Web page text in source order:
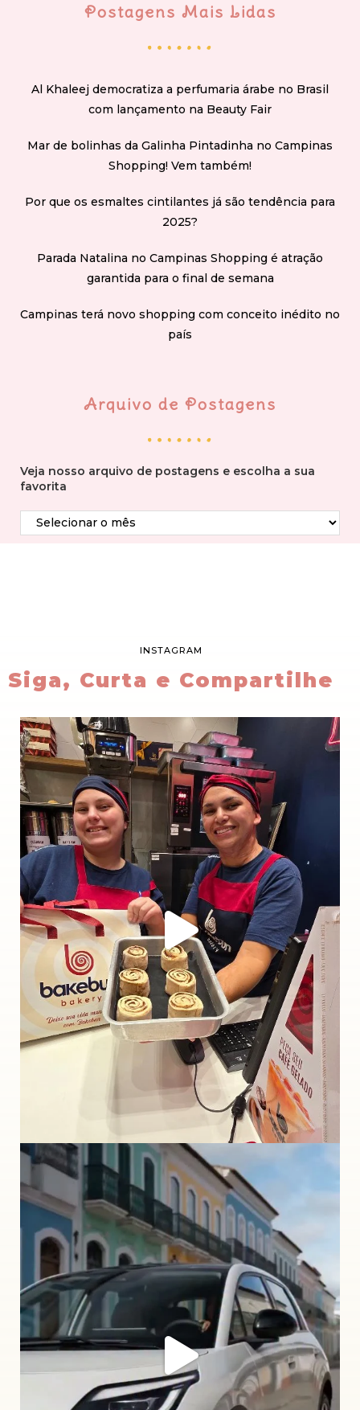
Postagens Mais Lidas
Al Khaleej democratiza a perfumaria árabe no Brasil
com lançamento na Beauty Fair
Mar de bolinhas da Galinha Pintadinha no Campinas
Shopping! Vem também!
Por que os esmaltes cintilantes já são tendência para
2025?
Parada Natalina no Campinas Shopping é atração
garantida para o final de semana
Campinas terá novo shopping com conceito inédito no
país
Arquivo de Postagens
Veja nosso arquivo de postagens e escolha a sua
favorita
INSTAGRAM
Siga, Curta e Compartilhe